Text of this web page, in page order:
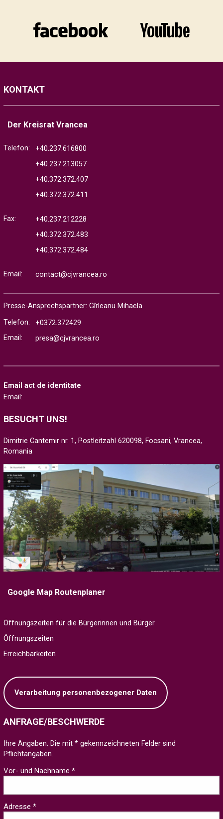
KONTAKT
Der Kreisrat Vrancea
Telefon:
+40.237.616800
+40.237.213057
+40.372.372.407
+40.372.372.411
Fax:
+40.237.212228
+40.372.372.483
+40.372.372.484
Email: contact@cjvrancea.ro
Presse-Ansprechspartner: Gîrleanu Mihaela
Telefon:
+0372.372429
Email:
presa@cjvrancea.ro
Email act de identitate
Email:
BESUCHT UNS!
Dimitrie Cantemir nr. 1, Postleitzahl 620098, Focsani, Vrancea,
Romania
Google Map Routenplaner
Öffnungszeiten für die Bürgerinnen und Bürger
Öffnungszeiten
Erreichbarkeiten
Verarbeitung personenbezogener Daten
ANFRAGE/BESCHWERDE
Ihre Angaben. Die mit * gekennzeichneten Felder sind
Pflichtangaben.
Vor- und Nachname *
Adresse *